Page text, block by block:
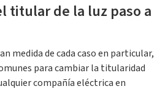
titular de la luz paso a
medida de cada caso en particular,
para cambiar la titularidad
compañía eléctrica en